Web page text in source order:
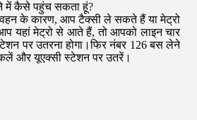
में कैसे पहुंच सकता हूं?
के कारण, आप टैक्सी ले सकते हैं या मेट्रो
यहां मेट्रो से आते हैं, तो आपको लाइन चार
पर उतरना होगा।फिर नंबर 126 बस लेने
और यूएक्सी स्टेशन पर उतरें।